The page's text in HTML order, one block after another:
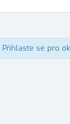
Přihlaste se pro